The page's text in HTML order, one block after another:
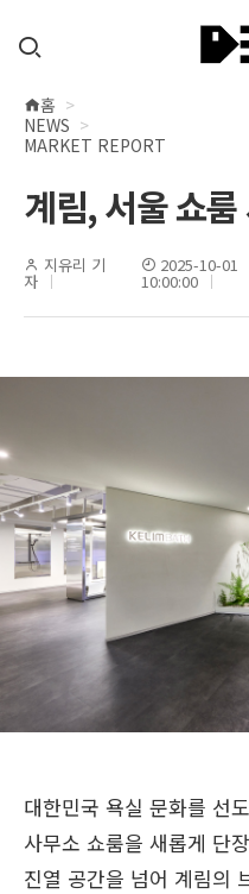
현
재
치
홈
NEWS
MARKET REPORT
계림, 서울 쇼
지유리 기
자
2025-10-01
10:00:00
대한민국 욕실 문화를 선
사무소 쇼룸을 새롭게 단
진열 공간을 넘어 계림의